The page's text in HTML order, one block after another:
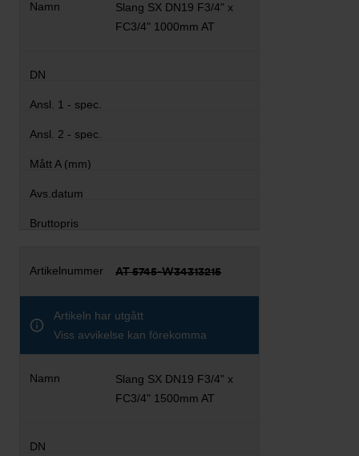
Slang SX DN19 F3/4" x
FC3/4" 1000mm AT
AT 5745-W34313215
Artikeln har utgått
Viss avvikelse kan förekomma
Slang SX DN19 F3/4" x
FC3/4" 1500mm AT